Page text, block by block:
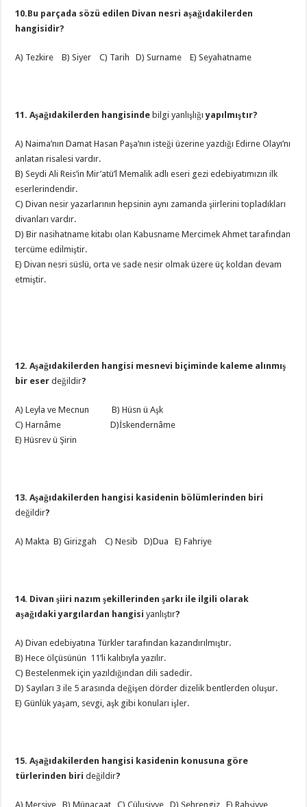
10.Bu parçada sözü edilen Divan nesri aşağıdakilerden
hangisidir?
A) Tezkire B) Siyer C) Tarih D) Surname E) Seyahatname
11. Aşağıdakilerden hangisinde bilgi yanlışlığı yapılmıştır?
A) Naima’nın Damat Hasan Paşa’nın isteği üzerine yazdığı Edirne Olayı’nı
anlatan risalesi vardır.
B) Seydi Ali Reis’in Mir’atü’l Memalik adlı eseri gezi edebiyatımızın ilk
eserlerindendir.
C) Divan nesir yazarlarının hepsinin aynı zamanda şiirlerini topladıkları
divanları vardır.
D) Bir nasihatname kitabı olan Kabusname Mercimek Ahmet tarafından
tercüme edilmiştir.
E) Divan nesri süslü, orta ve sade nesir olmak üzere üç koldan devam
etmiştir.
12. Aşağıdakilerden hangisi mesnevi biçiminde kaleme alınmış
bir eserdeğildir?
A) Leyla ve Mecnun B) Hüsn ü Aşk
C) Harnâme D)İskendernâme
E) Hüsrev ü Şirin
13. Aşağıdakilerden hangisi kasidenin bölümlerinden biri
değildir?
A) Makta B) Girizgah C) Nesib D)Dua E) Fahriye
14. Divan şiiri nazım şekillerinden şarkı ile ilgili olarak
aşağıdaki yargılardan hangisiyanlıştır?
A) Divan edebiyatına Türkler tarafından kazandırılmıştır.
B) Hece ölçüsünün 11’li kalıbıyla yazılır.
C) Bestelenmek için yazıldığından dili sadedir.
D) Sayıları 3 ile 5 arasında değişen dörder dizelik bentlerden oluşur.
E) Günlük yaşam, sevgi, aşk gibi konuları işler.
15. Aşağıdakilerden hangisi kasidenin konusuna göre
türlerinden birideğildir?
A) Mersiye B) Münacaat C) Cülusiyye D) Şehrengiz E) Rahşiyye